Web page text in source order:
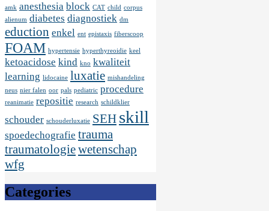
amk anesthesia block CAT child corpus
alienum diabetes diagnostiek dm
eduction enkel ent epistaxis fiberscoop
FOAM hypertensie hyperthyreoidie keel
ketoacidose kind kno kwaliteit
learning lidocaine luxatie mishandeling
neus nier falen oor pals pediatric procedure
reanimatie repositie research schildklier
schouder schouderluxatie SEH skill
spoedechografie trauma
traumatologiewetenschap
wfg
Categories